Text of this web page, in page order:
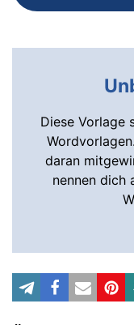
Diese Vorlage
daran
nennen dich